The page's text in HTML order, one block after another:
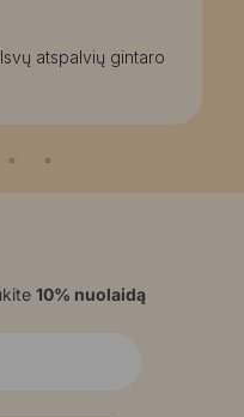
atspalvių gintaro
10% nuolaidą